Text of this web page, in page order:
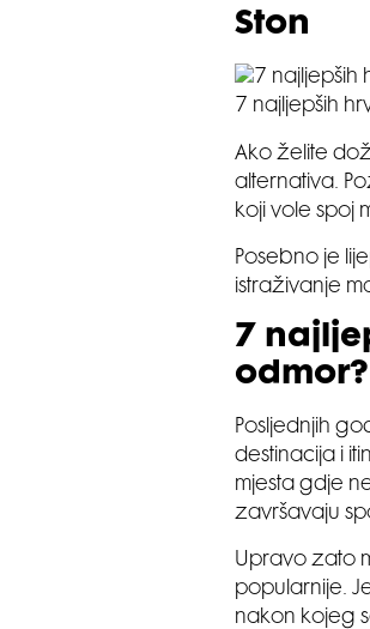
Ston
7 najljepših
Ako želite
alternativa.
koji vole spoj
Posebno je
istraživanje
7
odmor?
Posljednjih
destinacija i
mjesta gdje
završavaju
Upravo zato
popularnije.
nakon kojeg